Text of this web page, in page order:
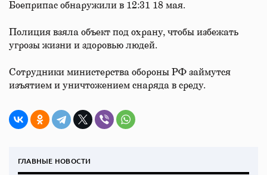
Боеприпас обнаружили в 12:31 18 мая.
Полиция взяла объект под охрану, чтобы избежать
угрозы жизни и здоровью людей.
Сотрудники министерства обороны РФ займутся
изъятием и уничтожением снаряда в среду.
ГЛАВНЫЕ НОВОСТИ